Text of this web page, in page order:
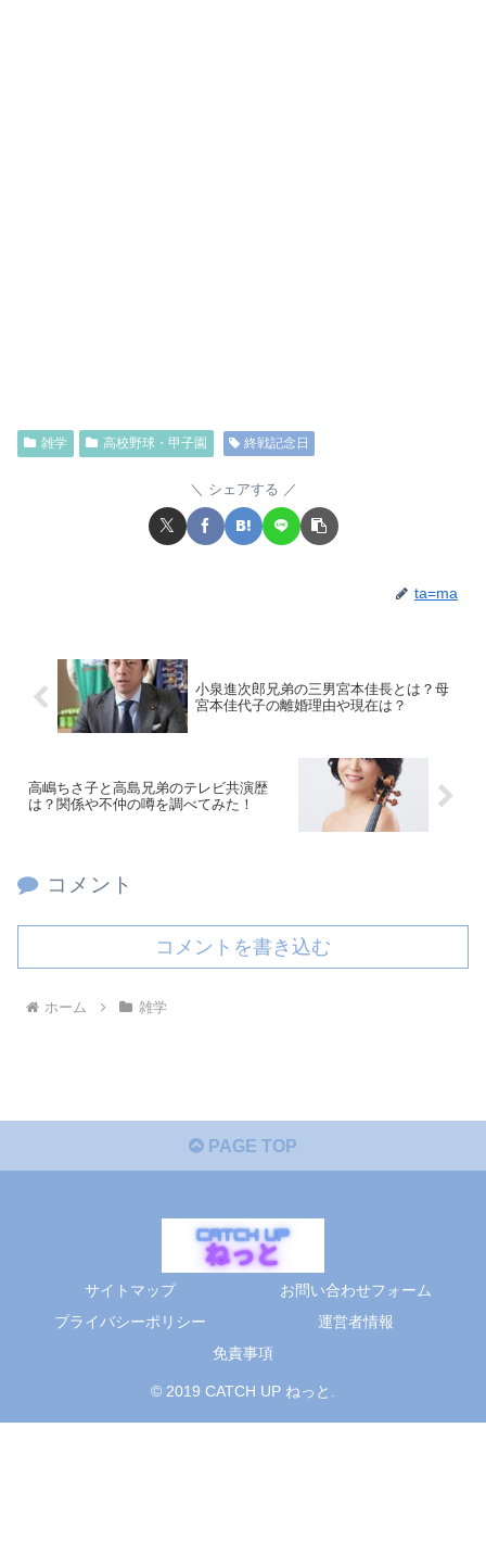
雑学 高校野球・甲子園 終戦記念日
シェアする
ta=ma
小泉進次郎兄弟の三男宮本佳長とは？母
宮本佳代子の離婚理由や現在は？
高嶋ちさ子と高島兄弟のテレビ共演歴
は？関係や不仲の噂を調べてみた！
コメント
コメントを書き込む
ホーム 雑学
PAGE TOP
サイトマップ
お問い合わせフォーム
プライバシーポリシー
運営者情報
免責事項
© 2019 CATCH UP ねっと.